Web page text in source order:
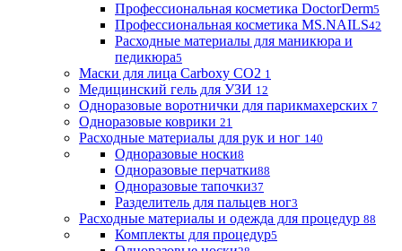
Профессиональная косметика DoctorDerm5
Профессиональная косметика MS.NAILS42
Расходные материалы для маникюра и
педикюра5
Маски для лица Carboxy CO2 1
Медицинский гель для УЗИ 12
Одноразовые воротнички для парикмахерских 7
Одноразовые коврики 21
Расходные материалы для рук и ног 140
Одноразовые носки8
Одноразовые перчатки88
Одноразовые тапочки37
Разделитель для пальцев ног3
Расходные материалы и одежда для процедур 88
Комплекты для процедур5